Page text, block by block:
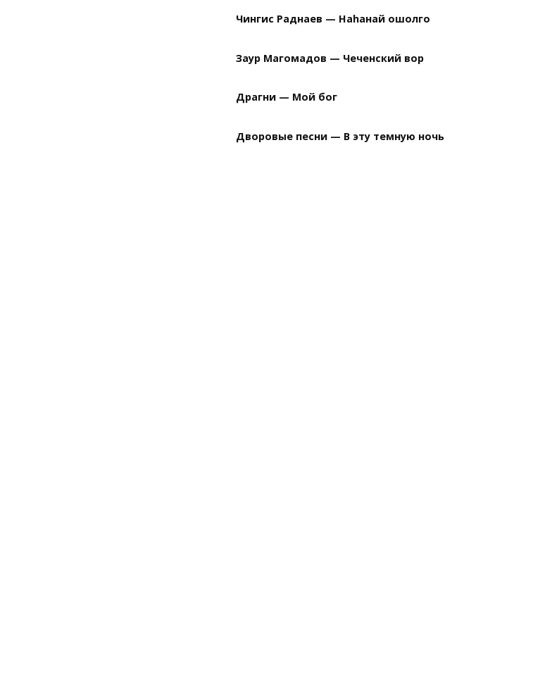
Чингис Раднаев — Наhанай ошолго
Заур Магомадов — Чеченский вор
Драгни — Мой бог
Дворовые песни — В эту темную ночь